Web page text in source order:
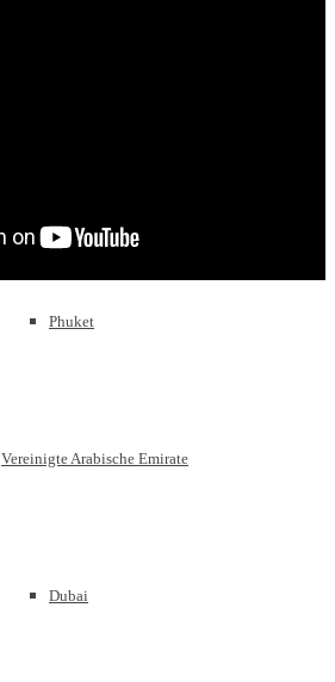
Phuket
Vereinigte Arabische Emirate
Dubai